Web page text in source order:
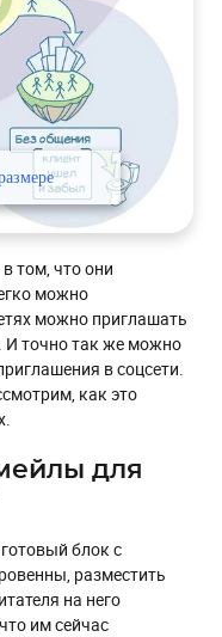
том, что они
можно
можно приглашать
И точно так же можно
в соцсети.
как это
для
блок с
разместить
на него
им сейчас